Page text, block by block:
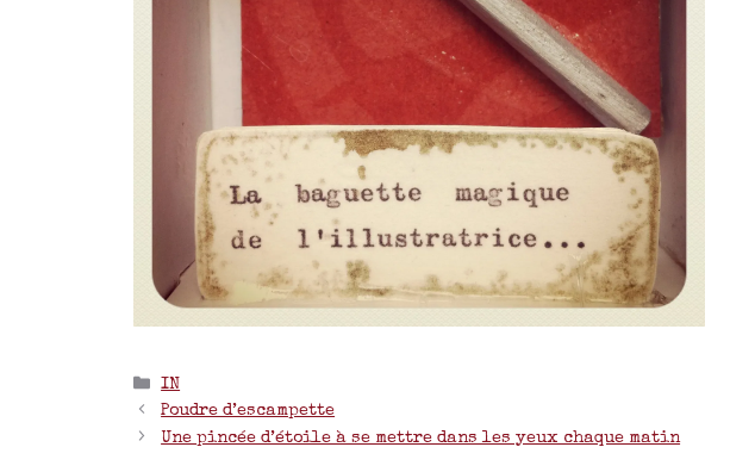
IN
Poudre d’escampette
Une pincée d’étoile à se mettre dans les yeux chaque matin